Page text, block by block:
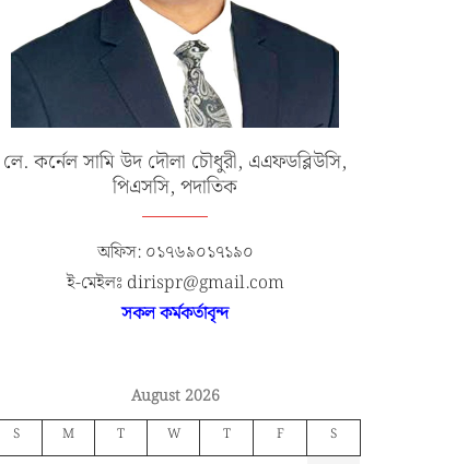
লে. কর্নেল সামি উদ দৌলা চৌধুরী, এএফডব্লিউসি,
পিএসসি, পদাতিক
অফিস: ০১৭৬৯০১৭১৯০
ই-মেইলঃ dirispr@gmail.com
সকল কর্মকর্তাবৃন্দ
August 2026
S M T W T F S